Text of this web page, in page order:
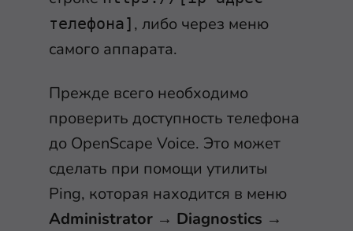
телефона] , либо через меню
самого аппарата.
Прежде всего необходимо
проверить доступность телефона
до OpenScape Voice. Это может
сделать при помощи утилиты
Ping, которая находится в меню
Administrator → Diagnostics →